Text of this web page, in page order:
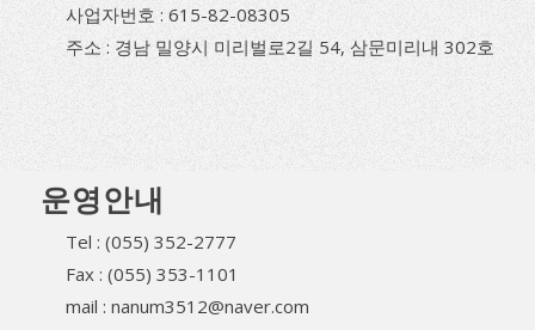
사업자번호 : 615-82-08305
주소 : 경남 밀양시 미리벌로2길 54, 삼문미리내 302호
운영안내
Tel : (055) 352-2777
Fax : (055) 353-1101
mail : nanum3512@naver.com